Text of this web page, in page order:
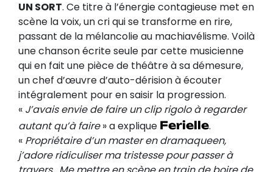
UN SORT. Ce titre à l’énergie contagieuse met en
scène la voix, un cri qui se transforme en rire,
passant de la mélancolie au machiavélisme. Voilà
une chanson écrite seule par cette musicienne
qui en fait une pièce de théâtre à sa démesure,
un chef d’œuvre d’auto-dérision à écouter
intégralement pour en saisir la progression.
« J’avais envie de faire un clip rigolo à regarder
autant qu’à faire» a explique Ferielle.
« Propriétaire d’un master en dramaqueen,
j’adore ridiculiser ma tristesse pour passer à